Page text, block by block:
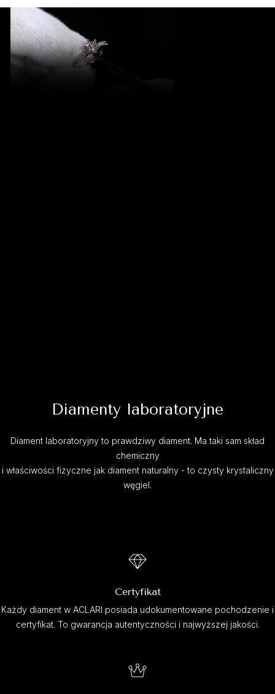
Diamenty laboratoryjne
Diament laboratoryjny to prawdziwy diament. Ma taki sam skład
chemiczny
i właściwości fizyczne jak diament naturalny - to czysty krystaliczny
węgiel.
Certyfikat
Każdy diament w ACLARI posiada udokumentowane pochodzenie i
certyfikat. To gwarancja autentyczności i najwyższej jakości.